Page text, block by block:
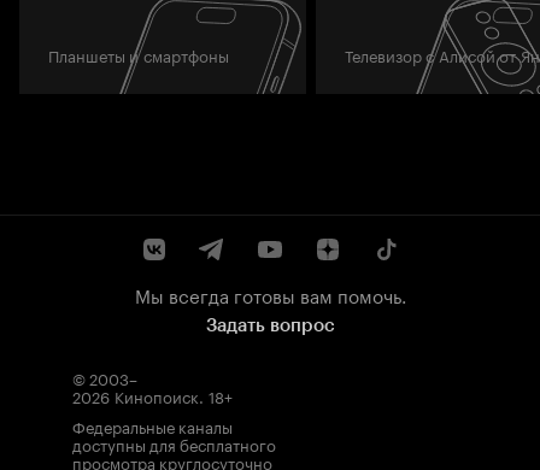
Планшеты и смартфоны Телевизор с Алисой от
Мы всегда готовы вам помочь.
Задать вопрос
© 2003–
2026 Кинопоиск. 18+
Федеральные каналы
доступны для бесплатного
просмотра круглосуточно